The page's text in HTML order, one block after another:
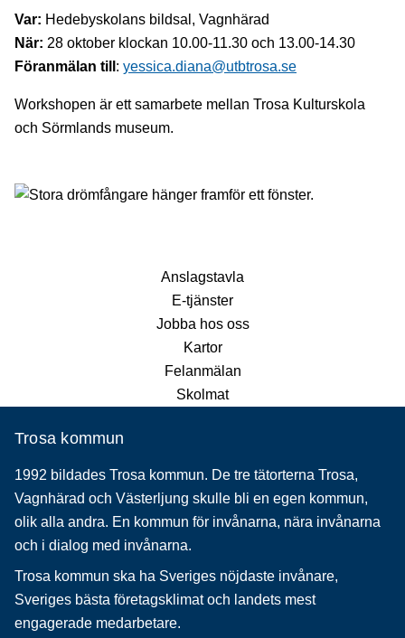
Var: Hedebyskolans bildsal, Vagnhärad
När: 28 oktober klockan 10.00-11.30 och 13.00-14.30
Föranmälan till : yessica.diana@utbtrosa.se
Workshopen är ett samarbete mellan Trosa Kulturskola
och Sörmlands museum.
Anslagstavla
E-tjänster
Jobba hos oss
Kartor
Felanmälan
Skolmat
Trosa kommun
1992 bildades Trosa kommun. De tre tätorterna Trosa,
Vagnhärad och Västerljung skulle bli en egen kommun,
olik alla andra. En kommun för invånarna, nära invånarna
och i dialog med invånarna.
Trosa kommun ska ha Sveriges nöjdaste invånare,
Sveriges bästa företagsklimat och landets mest
engagerade medarbetare.